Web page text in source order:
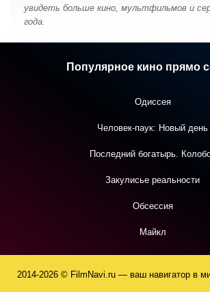
увидеть больше кино, мультфильмов и
года.
Популярное кино прямо
Одиссея
Человек-паук: Новый день
Последний богатырь.
Закулисье реальности
Обсессия
Майкл
2014-2026 © FilmNavi.ru — ваш навигатор в